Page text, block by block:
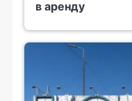
в аренду